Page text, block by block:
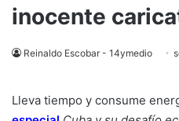
inocente
Reinaldo Escobar - 14ymedio
Lleva tiempo y consume